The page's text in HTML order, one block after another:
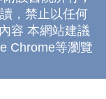
，禁止以任何
容 本網站建議
Chrome等瀏覽